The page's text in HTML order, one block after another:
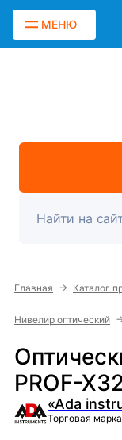
МЕНЮ
Главная → Каталог
Нивелир оптический
PROF-
«Ada
Торговая марка